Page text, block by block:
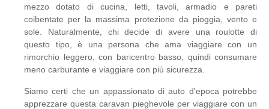
mezzo dotato di cucina, letti, tavoli, armadio e pareti
coibentate per la massima protezione da pioggia, vento e
sole. Naturalmente, chi decide di avere una roulotte di
questo tipo, è una persona che ama viaggiare con un
rimorchio leggero, con baricentro basso, quindi consumare
meno carburante e viaggiare con più sicurezza.
Siamo certi che un appassionato di auto d'epoca potrebbe
apprezzare questa caravan pieghevole per viaggiare con un